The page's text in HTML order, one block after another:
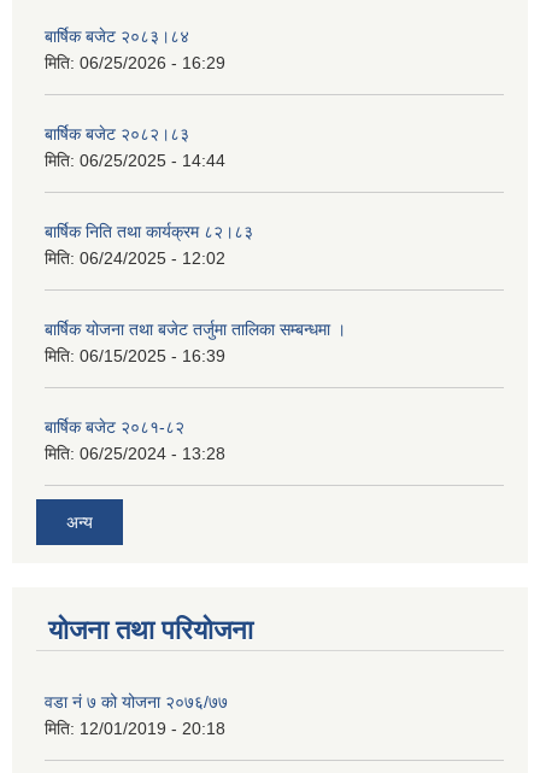
बार्षिक बजेट २०८३।८४
मिति: 06/25/2026 - 16:29
बार्षिक बजेट २०८२।८३
मिति: 06/25/2025 - 14:44
बार्षिक निति तथा कार्यक्रम ८२।८३
मिति: 06/24/2025 - 12:02
बार्षिक योजना तथा बजेट तर्जुमा तालिका सम्बन्धमा ।
मिति: 06/15/2025 - 16:39
बार्षिक बजेट २०८१-८२
मिति: 06/25/2024 - 13:28
अन्य
योजना तथा परियोजना
वडा नं ७ को योजना २०७६/७७
मिति: 12/01/2019 - 20:18